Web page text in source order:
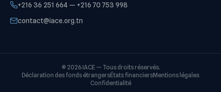
+216 36 251 664 — +216 70 753 998
contact@iace.org.tn
© 2026IACE — Tous droits réservés.
Déclaration des fonds étrangersÉtats financiersMentions légales
Confidentialité